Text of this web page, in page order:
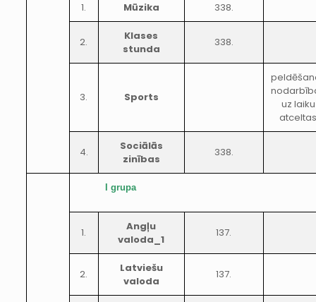
1. Mūzika 338.
2.
Klases
stunda
338.
3. Sports
uz laiku
4.
Sociālās
zinības
338.
I grupa
1.
Angļu
valoda_1
137.
2.
Latviešu
valoda
137.